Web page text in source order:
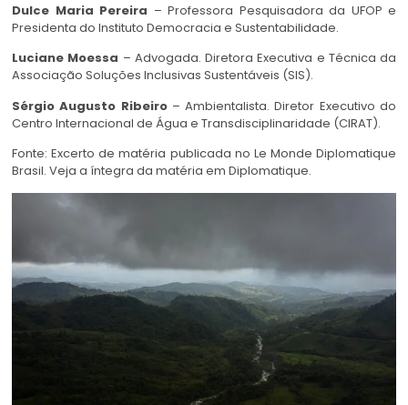
Dulce Maria Pereira – Professora Pesquisadora da UFOP e
Presidenta do Instituto Democracia e Sustentabilidade.
Luciane Moessa – Advogada. Diretora Executiva e Técnica da
Associação Soluções Inclusivas Sustentáveis (SIS).
Sérgio Augusto Ribeiro– Ambientalista. Diretor Executivo do
Centro Internacional de Água e Transdisciplinaridade (CIRAT).
Fonte: Excerto de matéria publicada no Le Monde Diplomatique
Brasil. Veja a íntegra da matéria em Diplomatique.